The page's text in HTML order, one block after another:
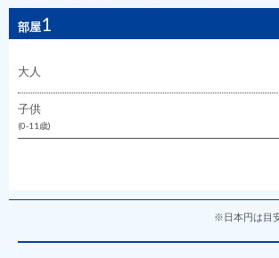
部屋1
大人
子供
(0-11歳)
※日本円は目